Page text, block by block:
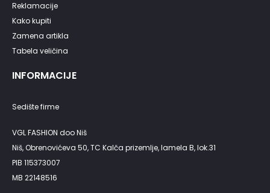
Reklamacije
Kako kupiti
Zamena artikla
Tabela veličina
INFORMACIJE
Sedište firme
VGL FASHION doo Niš
Niš, Obrenovićeva 50, TC Kalča prizemlje, lamela B, lok.31
PIB 115373007
MB 22148516